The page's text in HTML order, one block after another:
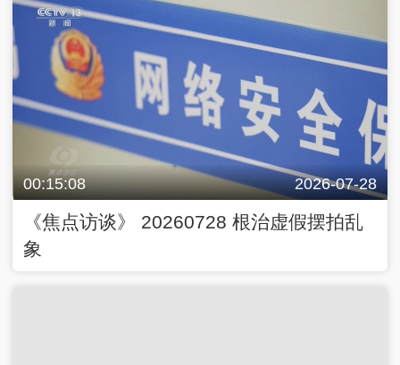
00:15:08 2026-07-28
《焦点访谈》 20260728 根治虚假摆拍乱
象